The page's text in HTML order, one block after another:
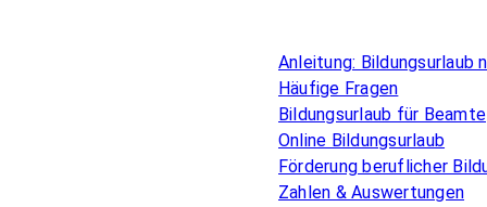
Anleitung: Bildungsurlaub
Häufige Fragen
Bildungsurlaub für Beamte
Online Bildungsurlaub
Förderung beruflicher
Zahlen & Auswertungen